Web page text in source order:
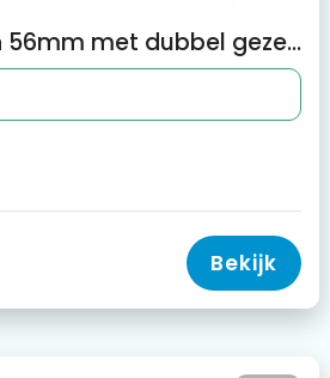
Metalen button 56mm met dubbel gezekerde speld
Bekijk